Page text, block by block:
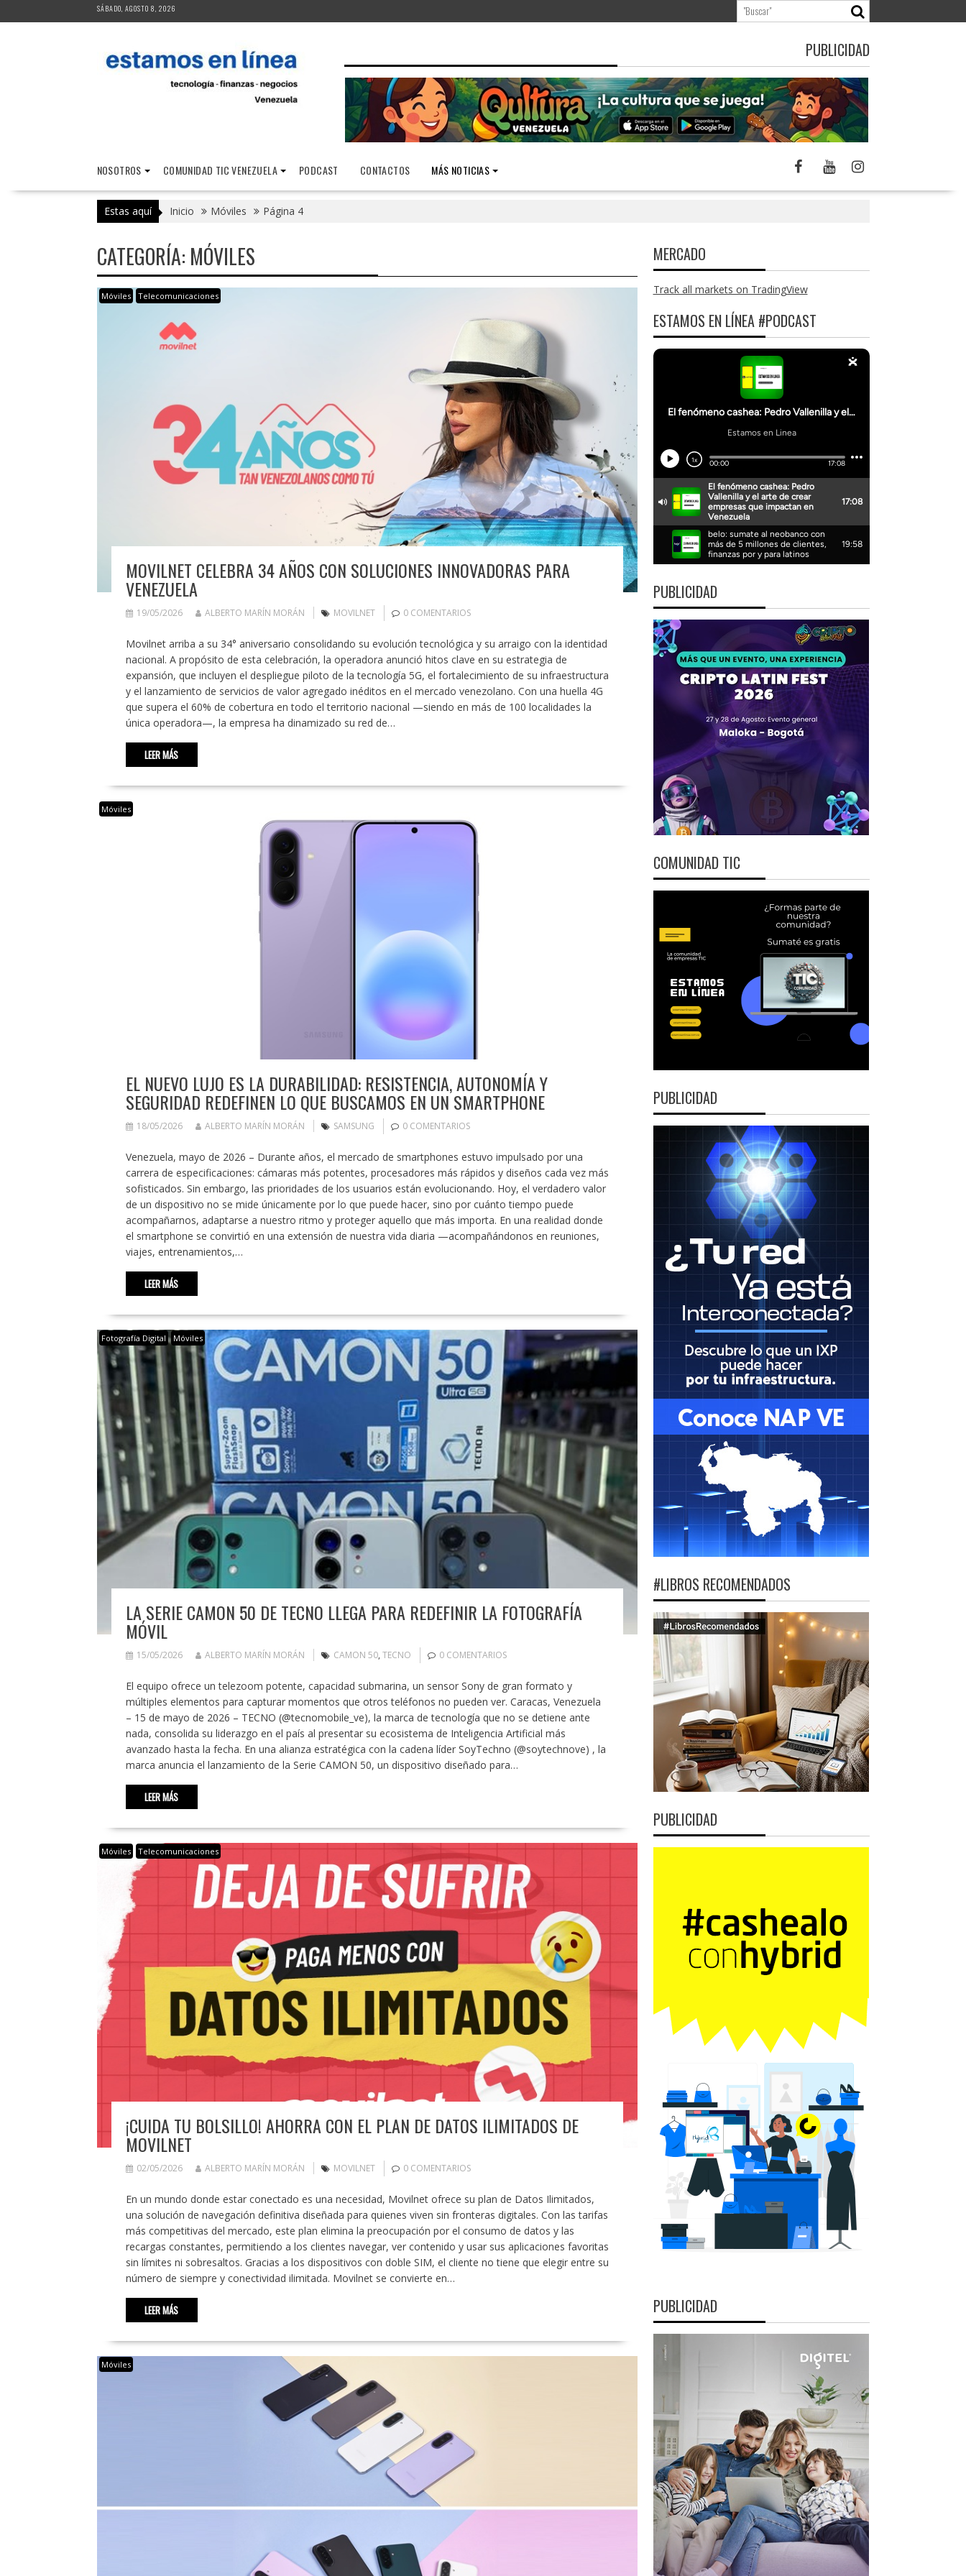
al
SÁBADO, AGOSTO 8, 2026
PUBLICIDAD
NOSOTROS COMUNIDAD TIC VENEZUELA PODCAST CONTACTOS MÁS NOTICIAS
Estas aquí Inicio Móviles Página 4
CATEGORÍA: MÓVILES
Móviles Telecomunicaciones
MOVILNET CELEBRA 34 AÑOS CON SOLUCIONES INNOVADORAS PARA
VENEZUELA
19/05/2026 ALBERTO MARÍN MORÁN MOVILNET 0 COMENTARIOS
Movilnet arriba a su 34° aniversario consolidando su evolución tecnológica y su arraigo con la identidad
nacional. A propósito de esta celebración, la operadora anunció hitos clave en su estrategia de
expansión, que incluyen el despliegue piloto de la tecnología 5G, el fortalecimiento de su infraestructura
y el lanzamiento de servicios de valor agregado inéditos en el mercado venezolano. Con una huella 4G
que supera el 60% de cobertura en todo el territorio nacional —siendo en más de 100 localidades la
única operadora—, la empresa ha dinamizado su red de…
LEER MÁS
Móviles
EL NUEVO LUJO ES LA DURABILIDAD: RESISTENCIA, AUTONOMÍA Y
SEGURIDAD REDEFINEN LO QUE BUSCAMOS EN UN SMARTPHONE
18/05/2026 ALBERTO MARÍN MORÁN SAMSUNG 0 COMENTARIOS
Venezuela, mayo de 2026 – Durante años, el mercado de smartphones estuvo impulsado por una
carrera de especificaciones: cámaras más potentes, procesadores más rápidos y diseños cada vez más
sofisticados. Sin embargo, las prioridades de los usuarios están evolucionando. Hoy, el verdadero valor
de un dispositivo no se mide únicamente por lo que puede hacer, sino por cuánto tiempo puede
acompañarnos, adaptarse a nuestro ritmo y proteger aquello que más importa. En una realidad donde
el smartphone se convirtió en una extensión de nuestra vida diaria —acompañándonos en reuniones,
viajes, entrenamientos,…
LEER MÁS
Fotografía Digital Móviles
LA SERIE CAMON 50 DE TECNO LLEGA PARA REDEFINIR LA FOTOGRAFÍA
MÓVIL
15/05/2026 ALBERTO MARÍN MORÁN CAMON 50, TECNO 0 COMENTARIOS
El equipo ofrece un telezoom potente, capacidad submarina, un sensor Sony de gran formato y
múltiples elementos para capturar momentos que otros teléfonos no pueden ver. Caracas, Venezuela
– 15 de mayo de 2026 – TECNO (@tecnomobile_ve), la marca de tecnología que no se detiene ante
nada, consolida su liderazgo en el país al presentar su ecosistema de Inteligencia Artificial más
avanzado hasta la fecha. En una alianza estratégica con la cadena líder SoyTechno (@soytechnove) , la
marca anuncia el lanzamiento de la Serie CAMON 50, un dispositivo diseñado para…
LEER MÁS
Móviles Telecomunicaciones
¡CUIDA TU BOLSILLO! AHORRA CON EL PLAN DE DATOS ILIMITADOS DE
MOVILNET
02/05/2026 ALBERTO MARÍN MORÁN MOVILNET 0 COMENTARIOS
En un mundo donde estar conectado es una necesidad, Movilnet ofrece su plan de Datos Ilimitados,
una solución de navegación definitiva diseñada para quienes viven sin fronteras digitales. Con las tarifas
más competitivas del mercado, este plan elimina la preocupación por el consumo de datos y las
recargas constantes, permitiendo a los clientes navegar, ver contenido y usar sus aplicaciones favoritas
sin límites ni sobresaltos. Gracias a los dispositivos con doble SIM, el cliente no tiene que elegir entre su
número de siempre y conectividad ilimitada. Movilnet se convierte en…
LEER MÁS
Móviles
MERCADO
Track all markets on TradingView
ESTAMOS EN LÍNEA #PODCAST
PUBLICIDAD
COMUNIDAD TIC
PUBLICIDAD
#LIBROS RECOMENDADOS
PUBLICIDAD
PUBLICIDAD